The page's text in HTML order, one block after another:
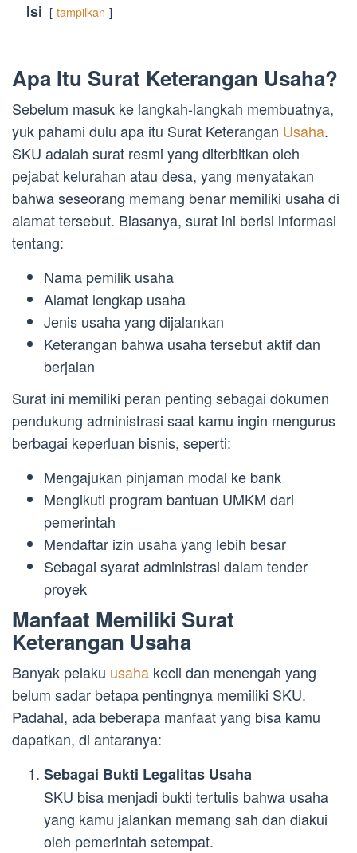
Isi tampilkan
Apa Itu Surat Keterangan Usaha?
Sebelum masuk ke langkah-langkah membuatnya,
yuk pahami dulu apa itu Surat Keterangan Usaha.
SKU adalah surat resmi yang diterbitkan oleh
pejabat kelurahan atau desa, yang menyatakan
bahwa seseorang memang benar memiliki usaha di
alamat tersebut. Biasanya, surat ini berisi informasi
tentang:
Nama pemilik usaha
Alamat lengkap usaha
Jenis usaha yang dijalankan
Keterangan bahwa usaha tersebut aktif dan
berjalan
Surat ini memiliki peran penting sebagai dokumen
pendukung administrasi saat kamu ingin mengurus
berbagai keperluan bisnis, seperti:
Mengajukan pinjaman modal ke bank
Mengikuti program bantuan UMKM dari
pemerintah
Mendaftar izin usaha yang lebih besar
Sebagai syarat administrasi dalam tender
proyek
Manfaat Memiliki Surat
Keterangan Usaha
Banyak pelaku usaha kecil dan menengah yang
belum sadar betapa pentingnya memiliki SKU.
Padahal, ada beberapa manfaat yang bisa kamu
dapatkan, di antaranya:
Sebagai Bukti Legalitas Usaha
SKU bisa menjadi bukti tertulis bahwa usaha
yang kamu jalankan memang sah dan diakui
oleh pemerintah setempat.